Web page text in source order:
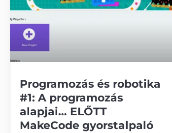
Programozás és robotika
#1: A programozás
alapjai… ELŐTT
MakeCode gyorstalpaló